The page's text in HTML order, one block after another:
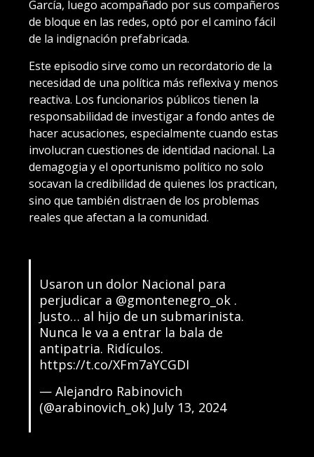
García, luego acompañado por sus compañeros
de bloque en las redes, optó por el camino fácil
de la indignación prefabricada.
Este episodio sirve como un recordatorio de la
necesidad de una política más reflexiva y menos
reactiva. Los funcionarios públicos tienen la
responsabilidad de investigar a fondo antes de
hacer acusaciones, especialmente cuando estas
involucran cuestiones de identidad nacional. La
demagogia y el oportunismo político no solo
socavan la credibilidad de quienes los practican,
sino que también distraen de los problemas
reales que afectan a la comunidad.
Usaron un dolor Nacional para
perjudicar a @gmontenegro_ok.
Justo… al hijo de un submarinista.
Nunca le va a entrar la bala de
antipatria. Ridículos.
https://t.co/XFm7aYCGDI
— Alejandro Rabinovich
(@arabinovich_ok) July 13, 2024